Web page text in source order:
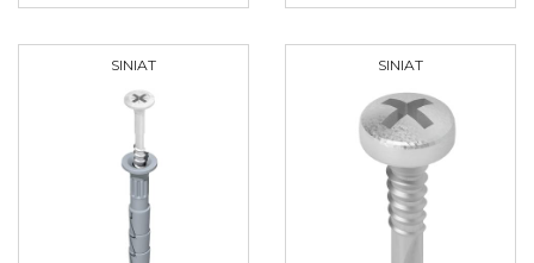
SINIAT SINIAT